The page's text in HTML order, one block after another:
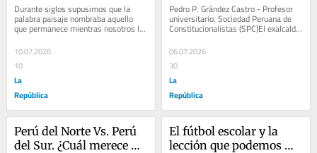
Czar Gutiérrez
Durante siglos supusimos que la
palabra paisaje nombraba aquello
que permanece mientras nosotros lo
atravesamos. Bastó mirar con
atención algunas...
10.07.2026
10
La
República
interpretación
constitucional
Pedro P. Grández Castro - Profesor
universitario. Sociedad Peruana de
Constitucionalistas (SPC)El exalcalde
de Lima, Rafael López Aliaga, ha...
06.07.2026
30
La
República
Perú del Norte Vs. Perú
del Sur. ¿Cuál merece
El fútbol escolar y la
lección que podemos